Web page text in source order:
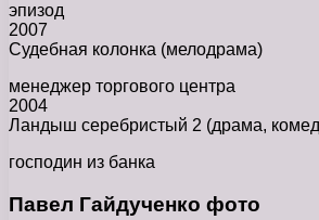
эпизод
2007
Судебная колонка (мелодрама)
менеджер торгового центра
2004
Ландыш серебристый 2 (драма,
господин из банка
Павел Гайдученко фото